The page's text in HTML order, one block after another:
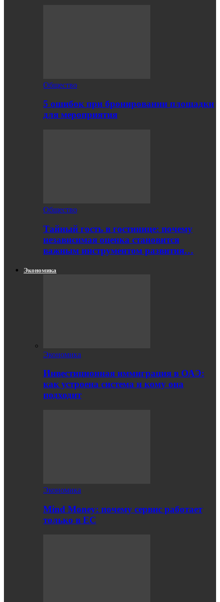
Общество
5 ошибок при бронировании площадки
для мероприятия
Общество
Тайный гость в гостинице: почему
независимая оценка становится
важным инструментом развития…
Экономика
Экономика
Инвестиционная иммиграция в ОАЭ:
как устроена система и кому она
подходит
Экономика
Mind Money: почему сервис работает
только в ЕС